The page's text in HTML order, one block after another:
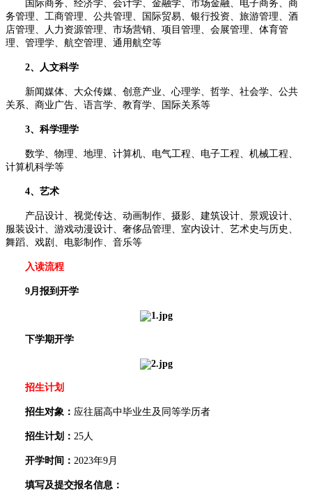
国际商务、经济学、会计学、金融学、市场金融、电子商务、商
务管理、工商管理、公共管理、国际贸易、银行投资、旅游管理、酒
店管理、人力资源管理、市场营销、项目管理、会展管理、体育管
理、管理学、航空管理、通用航空等
2、人文科学
新闻媒体、大众传媒、创意产业、心理学、哲学、社会学、公共
关系、商业广告、语言学、教育学、国际关系等
3、科学理学
数学、物理、地理、计算机、电气工程、电子工程、机械工程、
计算机科学等
4、艺术
产品设计、视觉传达、动画制作、摄影、建筑设计、景观设计、
服装设计、游戏动漫设计、奢侈品管理、室内设计、艺术史与历史、
舞蹈、戏剧、电影制作、音乐等
入读流程
9月报到开学
下学期开学
招生计划
招生对象： 应往届高中毕业生及同等学历者
招生计划： 25人
开学时间： 2023年9月
填写及提交报名信息：